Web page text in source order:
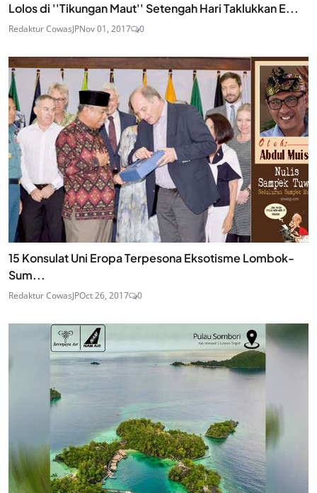
Lolos di ''Tikungan Maut'' Setengah Hari Taklukkan E...
Redaktur CowasJPNov 01, 2017 0
15 Konsulat Uni Eropa Terpesona Eksotisme Lombok-
Sum...
Redaktur CowasJPOct 26, 2017 0